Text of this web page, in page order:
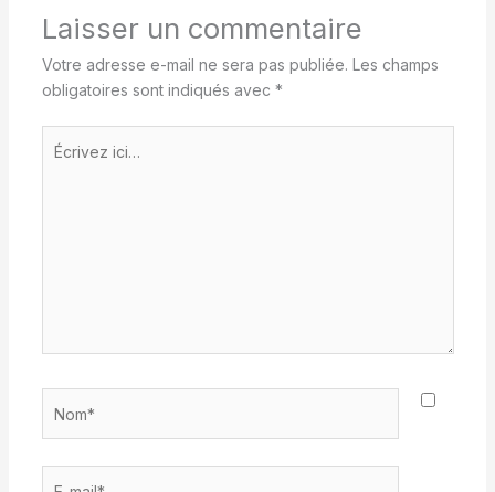
Laisser un commentaire
Votre adresse e-mail ne sera pas publiée. Les champs
obligatoires sont indiqués avec *
Écrivez
ici…